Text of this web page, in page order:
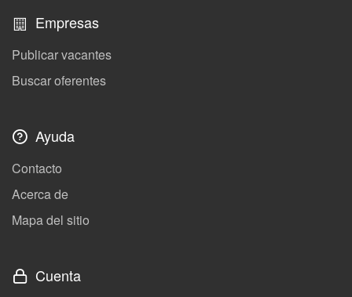
Empresas
Publicar vacantes
Buscar oferentes
Ayuda
Contacto
Acerca de
Mapa del sitio
Cuenta